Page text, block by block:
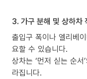
3. 가구 분해 및 상하차
출입구 폭이나 엘리베
요할 수 있습니다.
상차는 ‘먼저 싣는 순서
라집니다.